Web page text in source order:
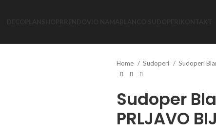
Home
Sudoperi Sudoperi
Sudoper
PRLJAVO